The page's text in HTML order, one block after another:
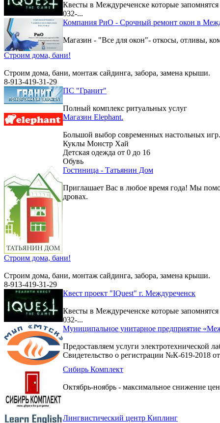
Квесты в Междуреченске которые
032-...
Компания РиО - Срочный ремонт окон в
Магазин - "Все для окон"- откосы, отливы,
Строим дома, бани!
Строим дома, бани, монтаж сайдинга, забора, замена крыши.
8-913-419-31-29
ПС "Гранит"
Полный комплекс ритуальных услуг
Магазин Elephant.
Большой выбор современных настольных игр.
Куклы Монстр Хай
Детская одежда от 0 до 16
Обувь
Гостиница - Татьянин Дом
Приглашает Вас в любое время года! Мы
дровах.
Строим дома, бани!
Строим дома, бани, монтаж сайдинга, забора, замена крыши.
8-913-419-31-29
Квест проект "IQuest" г. Междуреченск
Квесты в Междуреченске которые
032-...
Муниципальное унитарное предприятие
Предоставляем услуги электротехнической
Свидетельство о регистрации №К-619-2018 от
Сибирь Комплект
Октябрь-ноябрь - максимальное снижение
Лингвистический центр Киплинг